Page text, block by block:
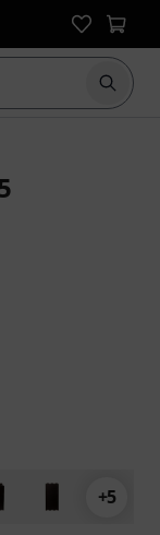
Suche
+5